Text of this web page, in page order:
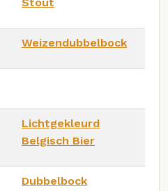
Weizendubbelbock
Lichtgekleurd
Belgisch Bier
Dubbelbock